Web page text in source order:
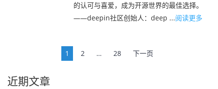
的认可与喜爱，成为开源世界的最佳选择。
——deepin社区创始人：deep ...阅读更多
航
1 2 … 28 下一页
近期文章